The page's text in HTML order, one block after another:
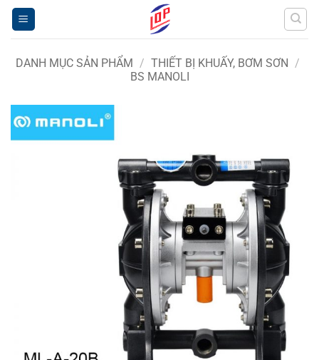
Bỏ
qua
nội
dungDANH MỤC SẢN PHẨM / THIẾT BỊ KHUẤY, BƠM SƠN /
BS MANOLI